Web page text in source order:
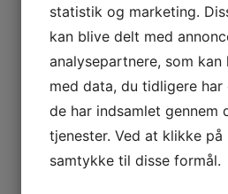
statistik og marketing.
kan blive delt med
analysepartnere, som kan
med data, du tidligere
de har indsamlet gennem
tjenester. Ved at klikke på
samtykke til disse formål.